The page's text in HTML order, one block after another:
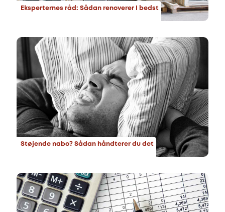
Eksperternes råd: Sådan renoverer I bedst
Støjende nabo? Sådan håndterer du det